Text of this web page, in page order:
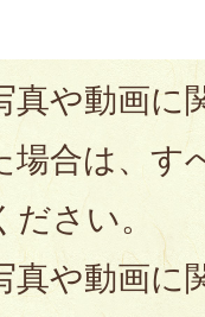
真や動画に
場合は、す
さい。
真や動画に